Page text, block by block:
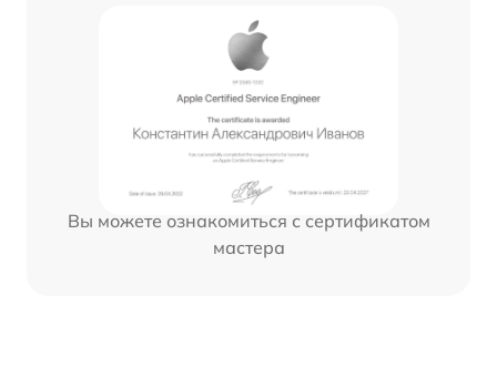
Вы можете ознакомиться с сертификатом
мастера